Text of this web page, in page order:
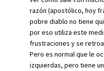
razón (apostólico, hoy
pobre diablo no tiene
por eso utiliza este
frustraciones y se
Pero es normal que le
izquierdas, pero tiene